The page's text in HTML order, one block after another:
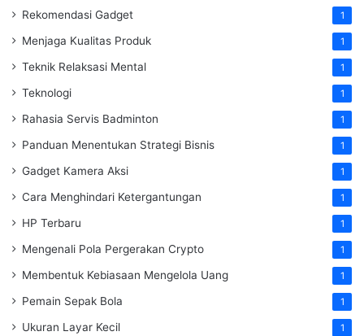
Rekomendasi Gadget 1
Menjaga Kualitas Produk 1
Teknik Relaksasi Mental 1
Teknologi 1
Rahasia Servis Badminton 1
Panduan Menentukan Strategi Bisnis 1
Gadget Kamera Aksi 1
Cara Menghindari Ketergantungan 1
HP Terbaru 1
Mengenali Pola Pergerakan Crypto 1
Membentuk Kebiasaan Mengelola Uang 1
Pemain Sepak Bola 1
Ukuran Layar Kecil 1